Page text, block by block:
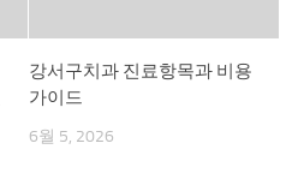
강서구치과 진료항목과 비용
가이드
6월 5, 2026